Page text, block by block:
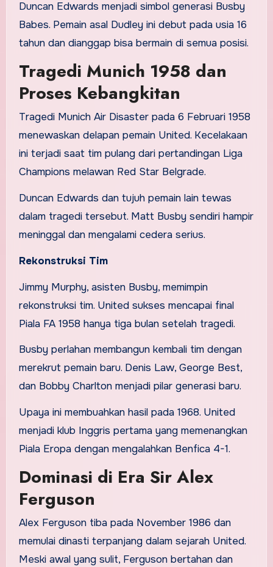
Duncan Edwards menjadi simbol generasi Busby
Babes. Pemain asal Dudley ini debut pada usia 16
tahun dan dianggap bisa bermain di semua posisi.
Tragedi Munich 1958 dan
Proses Kebangkitan
Tragedi Munich Air Disaster pada 6 Februari 1958
menewaskan delapan pemain United. Kecelakaan
ini terjadi saat tim pulang dari pertandingan Liga
Champions melawan Red Star Belgrade.
Duncan Edwards dan tujuh pemain lain tewas
dalam tragedi tersebut. Matt Busby sendiri hampir
meninggal dan mengalami cedera serius.
Rekonstruksi Tim
Jimmy Murphy, asisten Busby, memimpin
rekonstruksi tim. United sukses mencapai final
Piala FA 1958 hanya tiga bulan setelah tragedi.
Busby perlahan membangun kembali tim dengan
merekrut pemain baru. Denis Law, George Best,
dan Bobby Charlton menjadi pilar generasi baru.
Upaya ini membuahkan hasil pada 1968. United
menjadi klub Inggris pertama yang memenangkan
Piala Eropa dengan mengalahkan Benfica 4-1.
Dominasi di Era Sir Alex
Ferguson
Alex Ferguson tiba pada November 1986 dan
memulai dinasti terpanjang dalam sejarah United.
Meski awal yang sulit, Ferguson bertahan dan